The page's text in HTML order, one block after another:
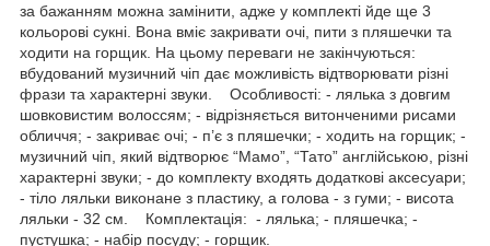
за бажанням можна замінити, адже у комплекті йде ще 3
кольорові сукні. Вона вміє закривати очі, пити з пляшечки та
ходити на горщик. На цьому переваги не закінчуються:
вбудований музичний чіп дає можливість відтворювати різні
фрази та характерні звуки. Особливості: - лялька з довгим
шовковистим волоссям; - відрізняється витонченими рисами
обличчя; - закриває очі; - п’є з пляшечки; - ходить на горщик; -
музичний чіп, який відтворює “Мамо”, “Тато” англійською, різні
характерні звуки; - до комплекту входять додаткові аксесуари;
- тіло ляльки виконане з пластику, а голова - з гуми; - висота
ляльки - 32 см. Комплектація: - лялька; - пляшечка; -
пустушка; - набір посуду; - горщик.